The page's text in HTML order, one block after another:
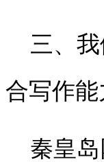
三、我
合写作
秦皇岛